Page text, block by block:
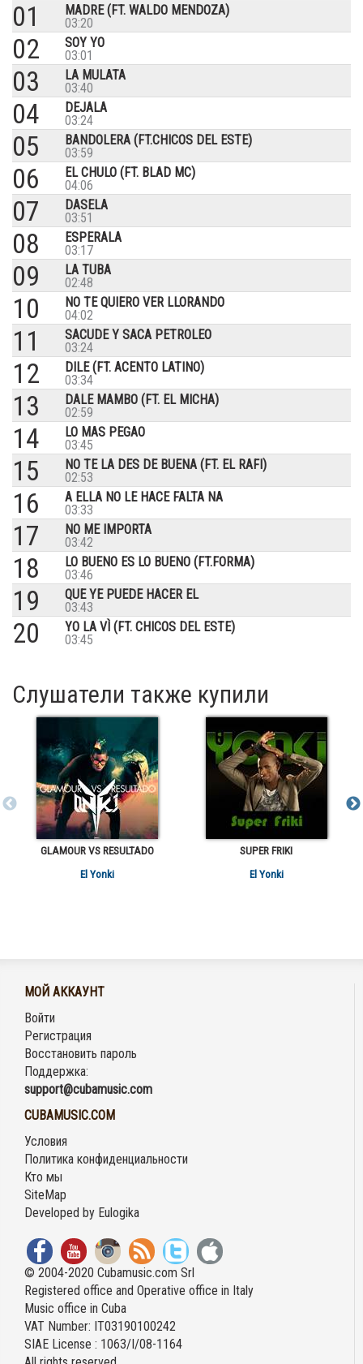
01
MADRE (FT. WALDO MENDOZA)
03:20
02
SOY YO
03:01
03
LA MULATA
03:40
04
DEJALA
03:24
05
BANDOLERA (FT.CHICOS DEL ESTE)
03:59
06
EL CHULO (FT. BLAD MC)
04:06
07
DASELA
03:51
08
ESPERALA
03:17
09
LA TUBA
02:48
10
NO TE QUIERO VER LLORANDO
04:02
11
SACUDE Y SACA PETROLEO
03:24
12
DILE (FT. ACENTO LATINO)
03:34
13
DALE MAMBO (FT. EL MICHA)
02:59
14
LO MAS PEGAO
03:45
15
NO TE LA DES DE BUENA (FT. EL RAFI)
02:53
16
A ELLA NO LE HACE FALTA NA
03:33
17
NO ME IMPORTA
03:42
18
LO BUENO ES LO BUENO (FT.FORMA)
03:46
19
QUE YE PUEDE HACER EL
03:43
20
YO LA VÌ (FT. CHICOS DEL ESTE)
03:45
Слушатели также купили
GLAMOUR VS RESULTADO
El Yonki
SUPER FRIKI
El Yonki
МОЙ АККАУНТ
Войти
Регистрация
Восстановить пароль
Поддержка:
support@cubamusic.com
CUBAMUSIC.COM
Условия
Политика конфиденциальности
Кто мы
SiteMap
Developed by Eulogika
© 2004-2020 Cubamusic.com Srl
Registered office and Operative office in Italy
Music office in Cuba
VAT Number: IT03190100242
SIAE License : 1063/I/08-1164